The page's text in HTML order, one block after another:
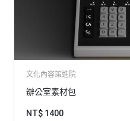
文化內容策進院
辦公室素材包
NT$ 1400